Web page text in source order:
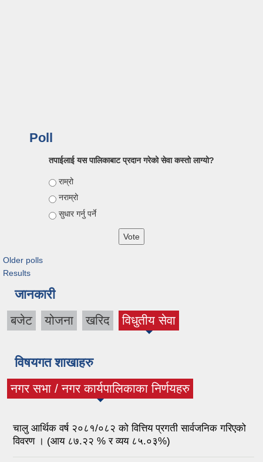
Poll
तपाईलाई यस पालिकाबाट प्रदान गरेको सेवा कस्तो लाग्यो?
Choices
राम्रो
नराम्रो
सुधार गर्नु पर्ने
Older polls
Results
जानकारी
बजेट योजना खरिद विधुतीय सेवा
विषयगत शाखाहरु
नगर सभा / नगर कार्यपालिकाका निर्णयहरु
(active tab)
चालु आर्थिक वर्ष २०८१/०८२ को वित्तिय प्रगती सार्वजनिक गरिएको
विवरण । (आय ८७.२२ % र व्यय ८५.०३%)